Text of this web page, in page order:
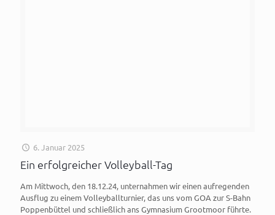
6. Januar 2025
Ein erfolgreicher Volleyball-Tag
Am Mittwoch, den 18.12.24, unternahmen wir einen aufregenden
Ausflug zu einem Volleyballturnier, das uns vom GOA zur S-Bahn
Poppenbüttel und schließlich ans Gymnasium Grootmoor führte.